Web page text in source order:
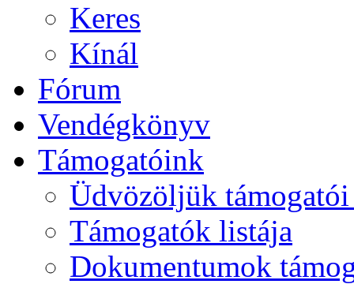
Keres
Kínál
Fórum
Vendégkönyv
Támogatóink
Üdvözöljük
Támogatók listája
Dokumentumok